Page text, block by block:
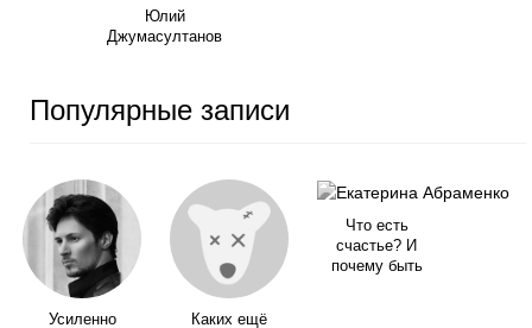
Юлий
Джумасултанов
Популярные записи
Усиленно
Каких ещё
Что есть
счастье? И
почему быть